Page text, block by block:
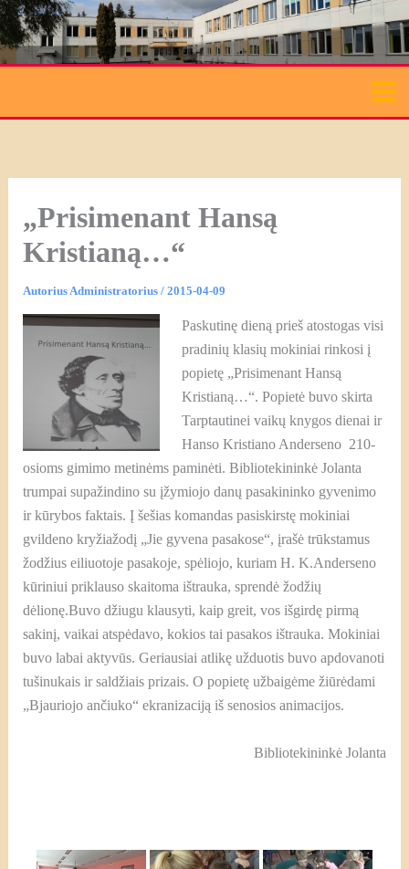
Pereiti
prie
turinio
„Prisimenant Hansą
Kristianą…“
AutoriusAdministratorius / 2015-04-09
Paskutinę dieną prieš atostogas visi
pradinių klasių mokiniai rinkosi į
popietę „Prisimenant Hansą
Kristianą…“. Popietė buvo skirta
Tarptautinei vaikų knygos dienai ir
Hanso Kristiano Anderseno 210-
osioms gimimo metinėms paminėti. Bibliotekininkė Jolanta
trumpai supažindino su įžymiojo danų pasakininko gyvenimo
ir kūrybos faktais. Į šešias komandas pasiskirstę mokiniai
gvildeno kryžiažodį „Jie gyvena pasakose“, įrašė trūkstamus
žodžius eiliuotoje pasakoje, spėliojo, kuriam H. K.Anderseno
kūriniui priklauso skaitoma ištrauka, sprendė žodžių
dėlionę.Buvo džiugu klausyti, kaip greit, vos išgirdę pirmą
sakinį, vaikai atspėdavo, kokios tai pasakos ištrauka. Mokiniai
buvo labai aktyvūs. Geriausiai atlikę užduotis buvo apdovanoti
tušinukais ir saldžiais prizais. O popietę užbaigėme žiūrėdami
„Bjauriojo ančiuko“ ekranizaciją iš senosios animacijos.
Bibliotekininkė Jolanta